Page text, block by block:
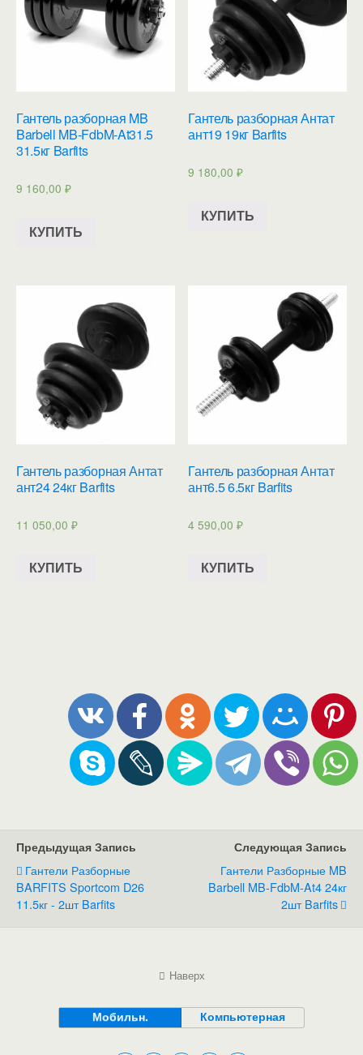
Гантель разборная MB
Barbell MB-FdbM-At31.5
31.5кг Barfits
9 160,00 ₽
КУПИТЬ
Гантель разборная Антат
ант19 19кг Barfits
9 180,00₽
КУПИТЬ
Гантель разборная Антат
ант24 24кг Barfits
11 050,00 ₽
КУПИТЬ
Гантель разборная Антат
ант6.5 6.5кг Barfits
4 590,00₽
КУПИТЬ
Предыдущая Запись
Гантели Разборные
BARFITS Sportcom D26
11.5кг - 2шт Barfits
Следующая Запись
Гантели Разборные MB
Barbell MB-FdbM-At4 24кг
2шт Barfits
Наверх
Мобильн. Компьютерная